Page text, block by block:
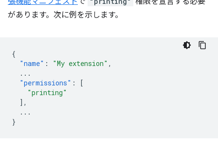
があります。次に例を示します。
{
"name" : "My extension" ,
...
"permissions" :
[
"printing"
],
...
}